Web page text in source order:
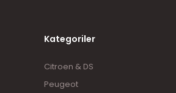
Kategoriler
Citroen & DS
Peugeot